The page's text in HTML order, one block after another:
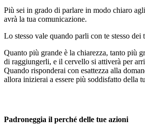
Più sei in grado di parlare in modo chiaro
avrà la tua comunicazione.
Lo stesso vale quando parli con te stesso
Quanto più grande è la chiarezza, tanto più
di raggiungerli, e il cervello si attiverà per
Quando risponderai con esattezza alla
allora inizierai a essere più soddisfatto della
Padroneggia il perché delle tue azioni